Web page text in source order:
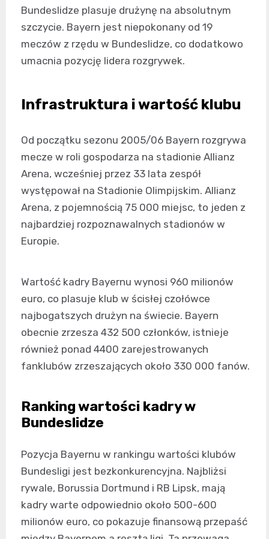
Bundeslidze plasuje drużynę na absolutnym
szczycie. Bayern jest niepokonany od 19
meczów z rzędu w Bundeslidze, co dodatkowo
umacnia pozycję lidera rozgrywek.
Infrastruktura i wartość klubu
Od początku sezonu 2005/06 Bayern rozgrywa
mecze w roli gospodarza na stadionie Allianz
Arena, wcześniej przez 33 lata zespół
występował na Stadionie Olimpijskim. Allianz
Arena, z pojemnością 75 000 miejsc, to jeden z
najbardziej rozpoznawalnych stadionów w
Europie.
Wartość kadry Bayernu wynosi 960 milionów
euro, co plasuje klub w ścisłej czołówce
najbogatszych drużyn na świecie. Bayern
obecnie zrzesza 432 500 członków, istnieje
również ponad 4400 zarejestrowanych
fanklubów zrzeszających około 330 000 fanów.
Ranking wartości kadry w
Bundeslidze
Pozycja Bayernu w rankingu wartości klubów
Bundesligi jest bezkonkurencyjna. Najbliżsi
rywale, Borussia Dortmund i RB Lipsk, mają
kadry warte odpowiednio około 500-600
milionów euro, co pokazuje finansową przepaść